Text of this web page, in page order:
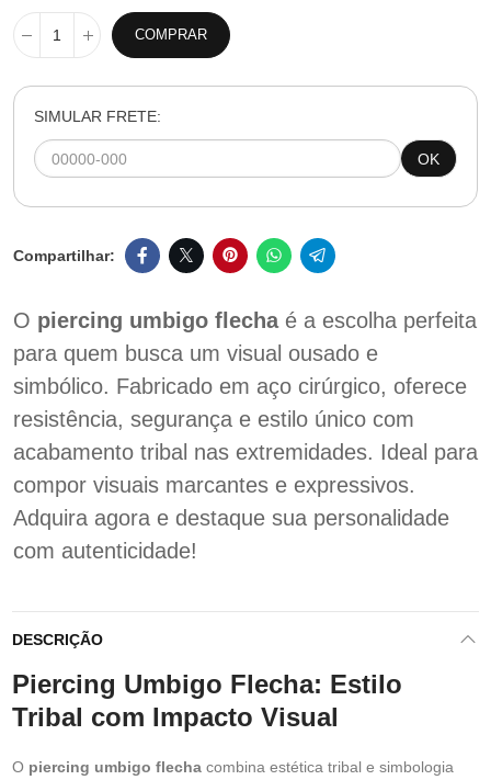
COMPRAR
SIMULAR FRETE:
OK
O piercing umbigo flechaé a escolha perfeita
para quem busca um visual ousado e
simbólico. Fabricado em aço cirúrgico, oferece
resistência, segurança e estilo único com
acabamento tribal nas extremidades. Ideal para
compor visuais marcantes e expressivos.
Adquira agora e destaque sua personalidade
com autenticidade!
DESCRIÇÃO
Piercing Umbigo Flecha: Estilo
Tribal com Impacto Visual
O piercing umbigo flecha combina estética tribal e simbologia